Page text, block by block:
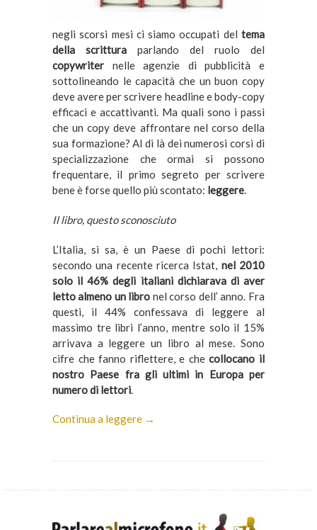
negli scorsi mesi ci siamo occupati del tema
della scritturaparlando del ruolo del
copywriternelle agenzie di pubblicità e
sottolineando le capacità che un buon copy
deve avere per scrivere headline e body-copy
efficaci e accattivanti. Ma quali sono i passi
che un copy deve affrontare nel corso della
sua formazione? Al di là dei numerosi corsi di
specializzazione che ormai si possono
frequentare, il primo segreto per scrivere
bene è forse quello più scontato: leggere.
Il libro, questo sconosciuto
L’Italia, si sa, è un Paese di pochi lettori:
secondo una recente ricerca Istat, nel 2010
solo il 46% degli italiani dichiarava di aver
letto almeno un libro nel corso dell’ anno. Fra
questi, il 44% confessava di leggere al
massimo tre libri l’anno, mentre solo il 15%
arrivava a leggere un libro al mese. Sono
cifre che fanno riflettere, e checollocano il
nostro Paese fra gli ultimi in Europa per
numero di lettori.
Continua a leggere →